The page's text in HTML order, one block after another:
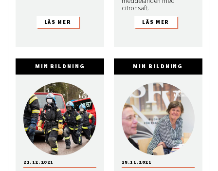
citronsaft.
MIN BILDNING
21.12.2021
MIN BILDNING
18.11.2021